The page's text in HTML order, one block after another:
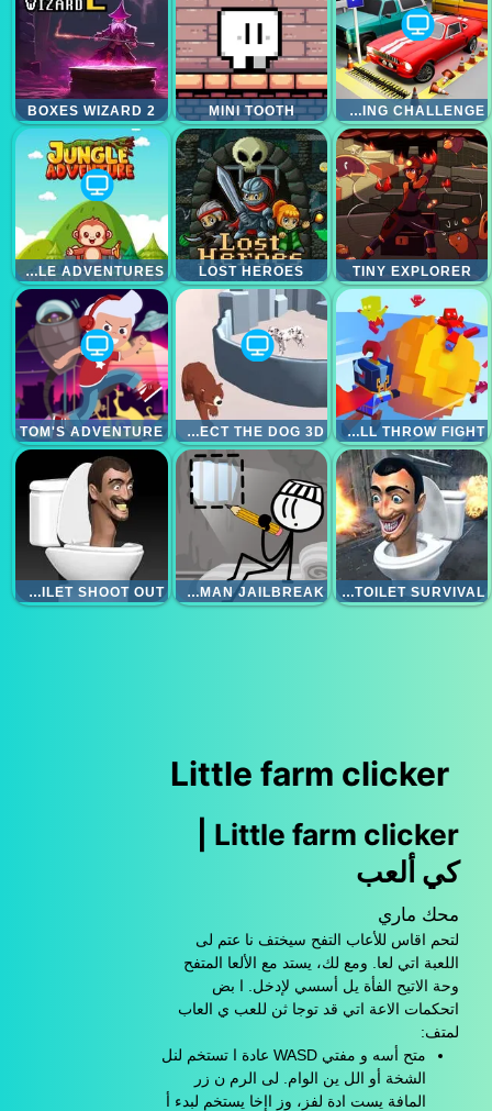
EXTREME PARKING CHALLENGE
MINI TOOTH
BOXES WIZARD 2
TINY EXPLORER
LOST HEROES
JUNGLE ADVENTURES
BALL THROW FIGHT
PROTECT THE DOG 3D
TOM'S ADVENTURE
SKIBIDI TOILET SURVIVAL
DOP STICKMAN JAILBREAK
SKIBIDI TOILET SHOOT OUT
Little farm clicker
كي ألعب
محك ماري
لتحم اقاس للأعاب التفح سيختف نا عتم لى
اللعبة اتي لعا. ومع لك، يستد مع الألعا المتفح
وحة الاتيح الفأة يل أسسي لإدخل. ا بض
اتحكمات الاعة اتي قد توجا ثن للعب ي العاب
لمتف:
متح أسه و مفتي WASD عادة ا تستخم لنل
الشخة أو الل ين الوام. لى الرم ن زر
المافة يست ادة لفز، وز اإخا يستخم لبدء أ